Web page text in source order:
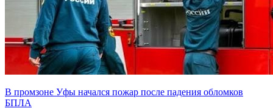
В промзоне Уфы начался пожар после падения обломков
БПЛА